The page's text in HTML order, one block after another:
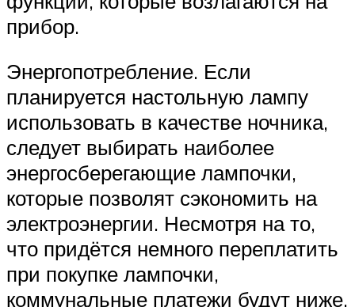
прибор.
Энергопотребление. Если
планируется настольную лампу
использовать в качестве ночника,
следует выбирать наиболее
энергосберегающие лампочки,
которые позволят сэкономить на
электроэнергии. Несмотря на то,
что придётся немного переплатить
при покупке лампочки,
коммунальные платежи будут ниже.